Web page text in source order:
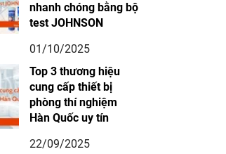
nhanh chóng bằng bộ
test JOHNSON
01/10/2025
Top 3 thương hiệu
cung cấp thiết bị
phòng thí nghiệm
Hàn Quốc uy tín
22/09/2025